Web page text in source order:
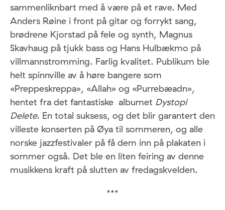
sammenliknbart med å være på et rave. Med
Anders Røine i front på gitar og forrykt sang,
brødrene Kjorstad på fele og synth, Magnus
Skavhaug på tjukk bass og Hans Hulbækmo på
villmannstromming. Farlig kvalitet. Publikum ble
helt spinnville av å høre bangere som
«Preppeskreppa», «Allah» og «Purrebæadn»,
hentet fra det fantastiske albumet Dystopi
Delete. En total suksess, og det blir garantert den
villeste konserten på Øya til sommeren, og alle
norske jazzfestivaler på få dem inn på plakaten i
sommer også. Det ble en liten feiring av denne
musikkens kraft på slutten av fredagskvelden.
***